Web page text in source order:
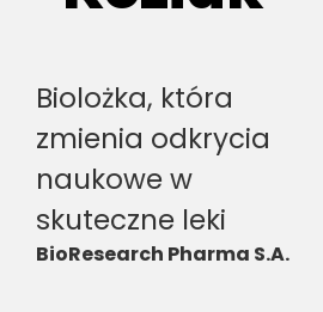
Biolożka, która
zmienia odkrycia
naukowe w
skuteczne leki
BioResearch Pharma S.A.